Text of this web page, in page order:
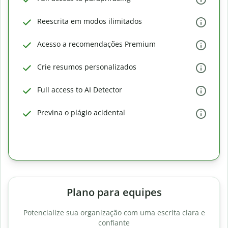
Reescrita em modos ilimitados
Acesso a recomendações Premium
Crie resumos personalizados
Full access to AI Detector
Previna o plágio acidental
Plano para equipes
Potencialize sua organização com uma escrita clara e
confiante